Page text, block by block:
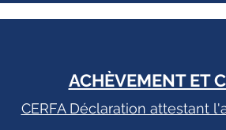
ACHÈVEMENT ET
CERFA Déclaration attestant